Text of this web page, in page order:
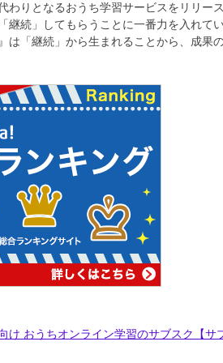
わりとなるおうち学習サービスをリリー
継続」してもらうことに一番力を入れて
は「継続」から生まれることから、成果
け おうちオンライン学習のサブスク【サ